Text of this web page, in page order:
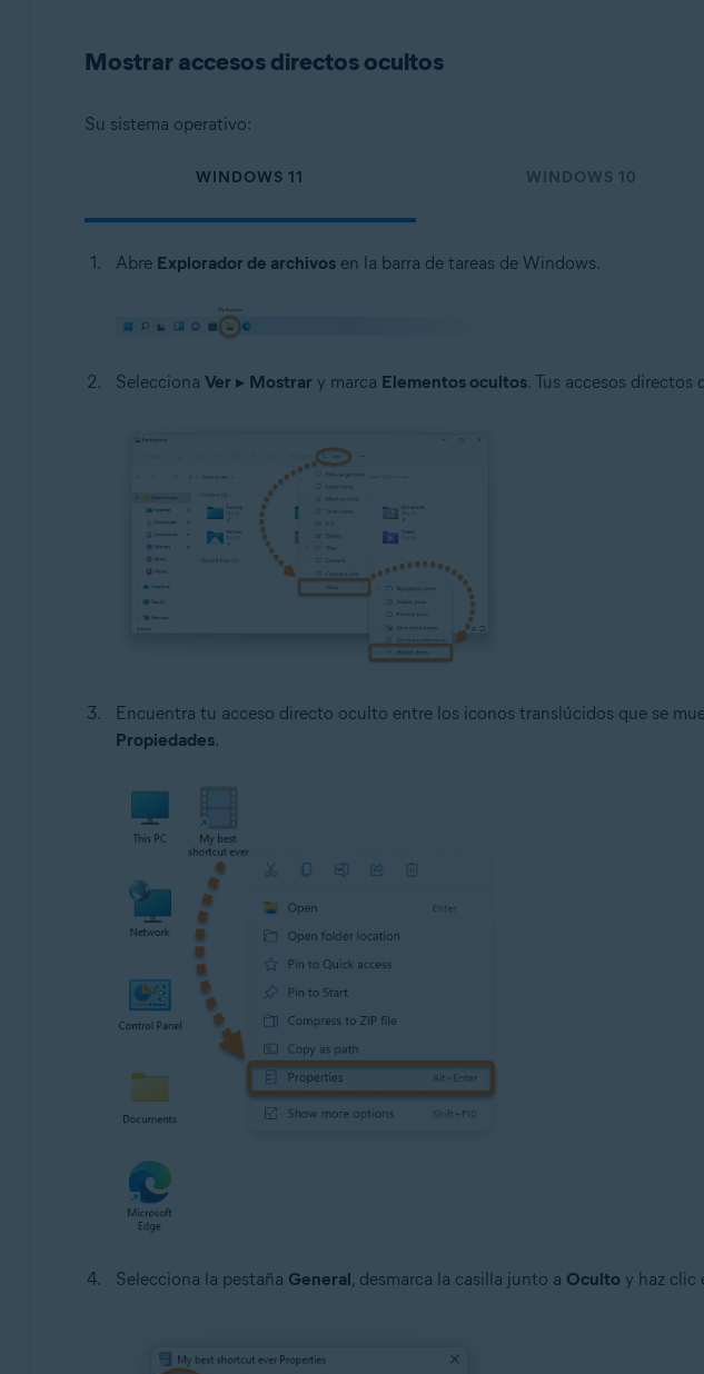
Mostrar accesos directos ocultos
Su sistema operativo:
WINDOWS 11 WINDOWS 10
Abre Explorador de archivosen la barra de tareas de Windows.
Selecciona Ver ▸ Mostrar y marca Elementos ocultos. Tus accesos
Encuentra tu acceso directo oculto entre los iconos translúcidos que se
Propiedades.
Selecciona la pestaña General, desmarca la casilla junto a Oculto y haz clic